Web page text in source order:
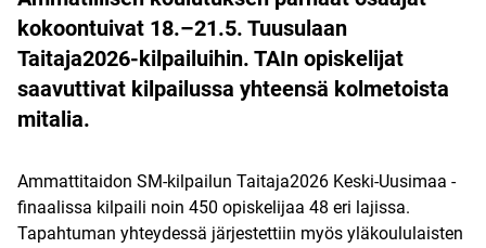
kokoontuivat 18.–21.5. Tuusulaan
Taitaja2026-kilpailuihin. TAIn opiskelijat
saavuttivat kilpailussa yhteensä kolmetoista
mitalia.
Ammattitaidon SM-kilpailun Taitaja2026 Keski-Uusimaa -
finaalissa kilpaili noin 450 opiskelijaa 48 eri lajissa.
Tapahtuman yhteydessä järjestettiin myös yläkoululaisten